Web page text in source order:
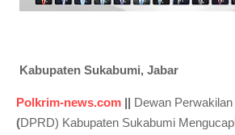
Kabupaten Sukabumi, Jabar
Polkrim-news.com || Dewan
(DPRD) Kabupaten Sukabumi